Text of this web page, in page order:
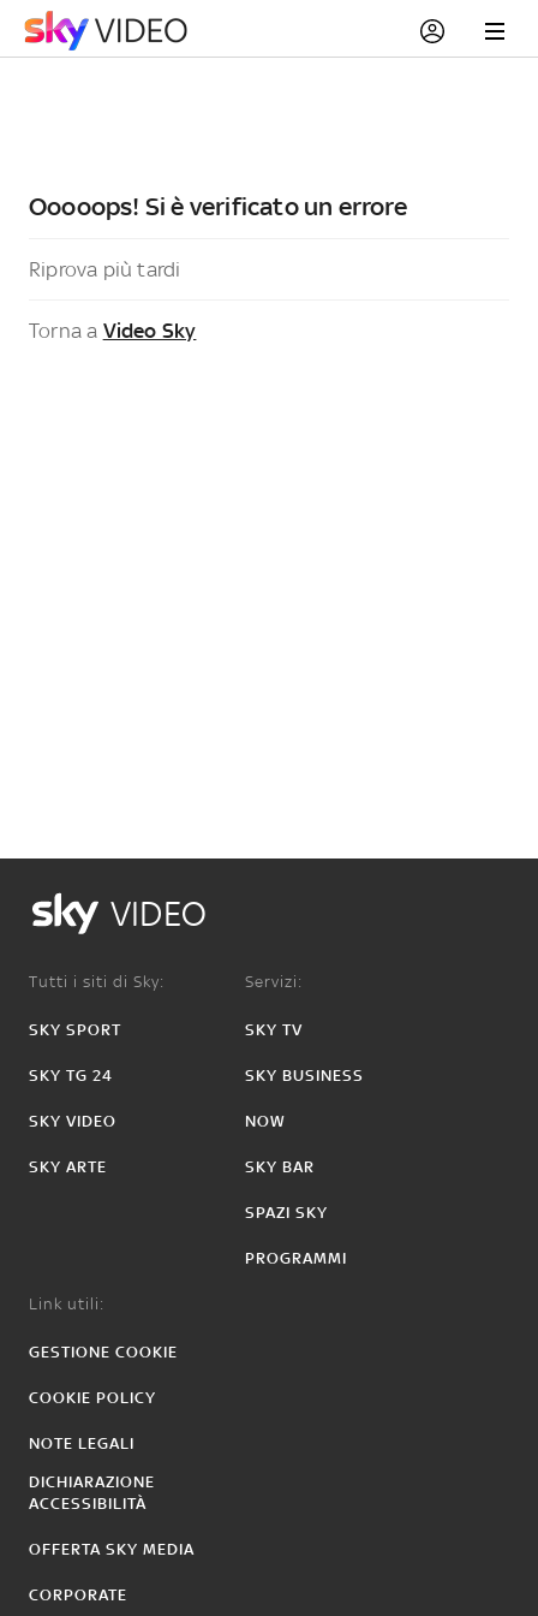
Ooooops! Si è verificato un errore
Riprova più tardi
Torna a Video Sky
VIDEO
Tutti i siti di Sky:
SKY SPORT
SKY TG 24
SKY VIDEO
SKY ARTE
Servizi:
SKY TV
SKY BUSINESS
NOW
SKY BAR
SPAZI SKY
PROGRAMMI
Link utili:
GESTIONE COOKIE
COOKIE POLICY
NOTE LEGALI
DICHIARAZIONE
ACCESSIBILITÀ
OFFERTA SKY MEDIA
CORPORATE